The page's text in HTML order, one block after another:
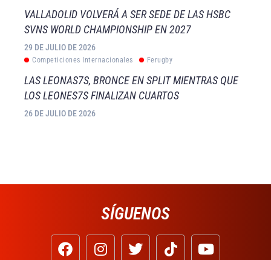
VALLADOLID VOLVERÁ A SER SEDE DE LAS HSBC
SVNS WORLD CHAMPIONSHIP EN 2027
29 DE JULIO DE 2026
Competiciones Internacionales Ferugby
LAS LEONAS7S, BRONCE EN SPLIT MIENTRAS QUE
LOS LEONES7S FINALIZAN CUARTOS
26 DE JULIO DE 2026
SÍGUENOS